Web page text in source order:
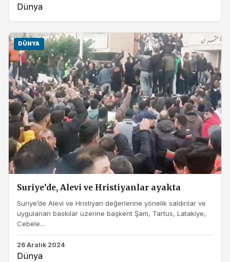
Dünya
DÜNYA
Suriye’de, Alevi ve Hristiyanlar ayakta
Suriye’de Alevi ve Hristiyan değerlerine yönelik saldırılar ve
uygulanan baskılar üzerine başkent Şam, Tartus, Latakiye,
Cebele...
26 Aralık 2024
Dünya